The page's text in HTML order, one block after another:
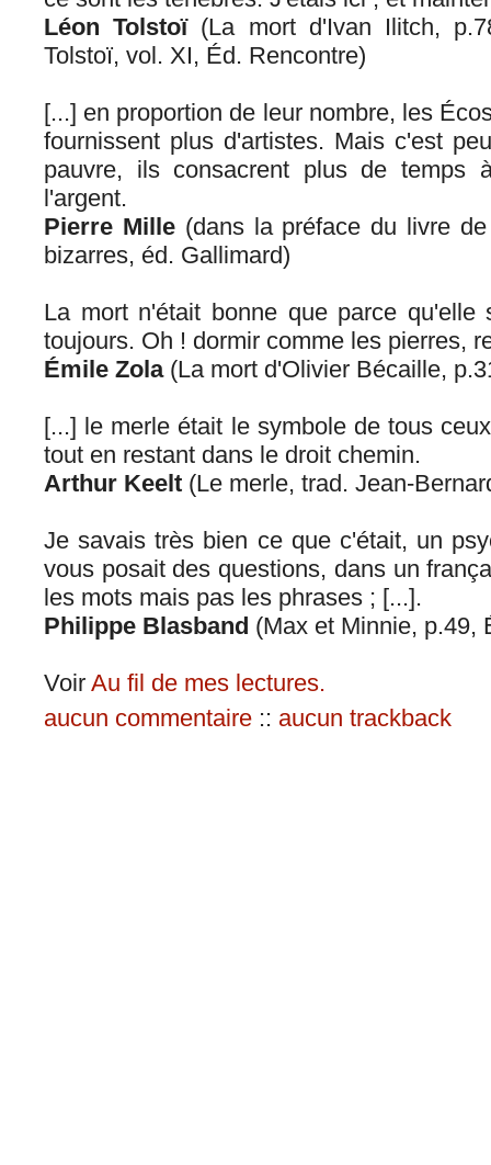
Léon Tolstoï(La mort d'Ivan Ilitch,
Tolstoï, vol. XI, Éd. Rencontre)
[...] en proportion de leur nombre, les
fournissent plus d'artistes. Mais c'est
pauvre, ils consacrent plus de temps
l'argent.
Pierre Mille(dans la préface du livre
bizarres, éd. Gallimard)
La mort n'était bonne que parce qu'elle
toujours. Oh ! dormir comme les pierres,
Émile Zola(La mort d'Olivier Bécaille,
[...] le merle était le symbole de tous
tout en restant dans le droit chemin.
Arthur Keelt (Le merle, trad. Jean-
Je savais très bien ce que c'était, un
vous posait des questions, dans un
les mots mais pas les phrases ; [...].
Philippe Blasband (Max et Minnie, p.49,
Voir Au fil de mes lectures.
aucun commentaire :: aucun trackback